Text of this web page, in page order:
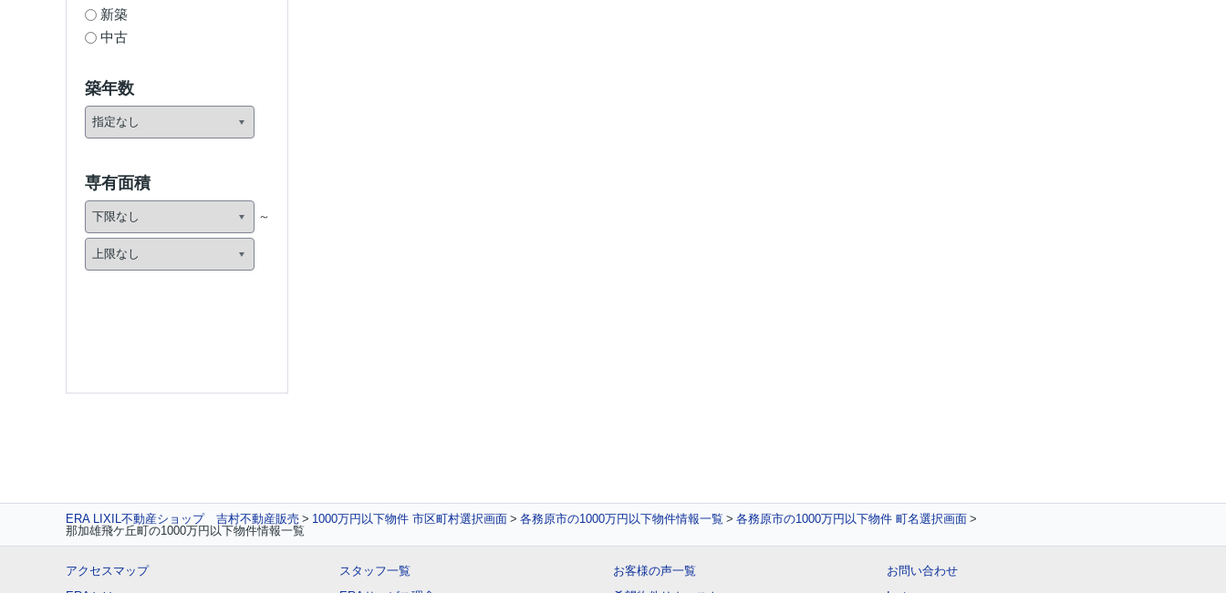
新築
中古
築年数
専有面積
ERA LIXIL不動産ショップ 吉村不動産販売 1000万円以下物件 市区町村選択画面 各務原市の1000万円以下物件情報一覧
各務原市の1000万円以下物件 町名選択画面
那加雄飛ケ丘町の1000万円以下物件情報一覧
アクセスマップ
スタッフ一覧
お客様の声一覧
お問い合わせ